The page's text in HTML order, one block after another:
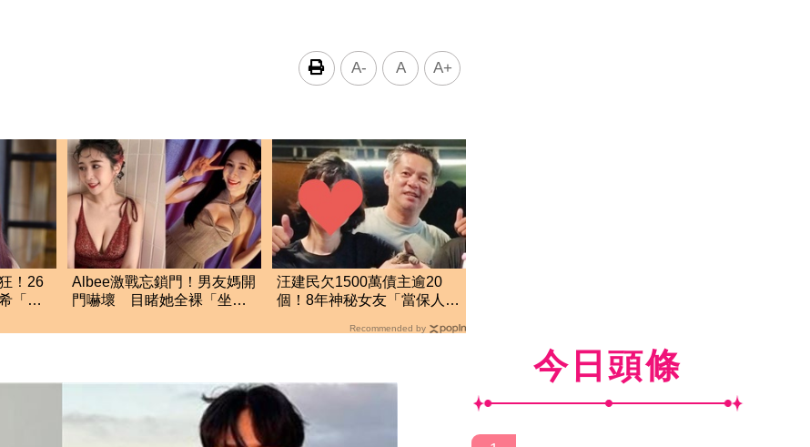
A- A A+
！26
「驚
Albee激戰忘鎖門！男友媽開
門嚇壞 目睹她全裸「坐她
汪建民欠1500萬債主逾20
個！8年神秘女友「當保人」
Recommended by
今日頭條